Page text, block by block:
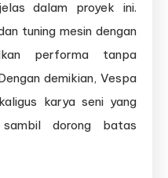
dalam proyek ini.
tuning mesin dengan
performa tanpa
demikian, Vespa
karya seni yang
dorong batas